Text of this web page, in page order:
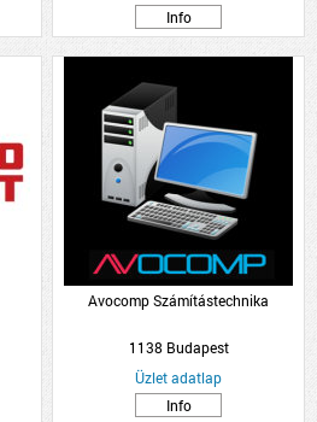
Info
Avocomp Számítástechnika
1138 Budapest
Üzlet adatlap
Info